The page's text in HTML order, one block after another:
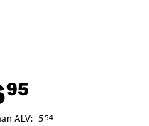
95
ALV: 554